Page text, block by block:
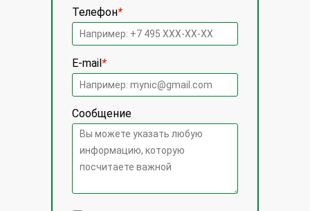
Телефон*
E-mail*
Сообщение